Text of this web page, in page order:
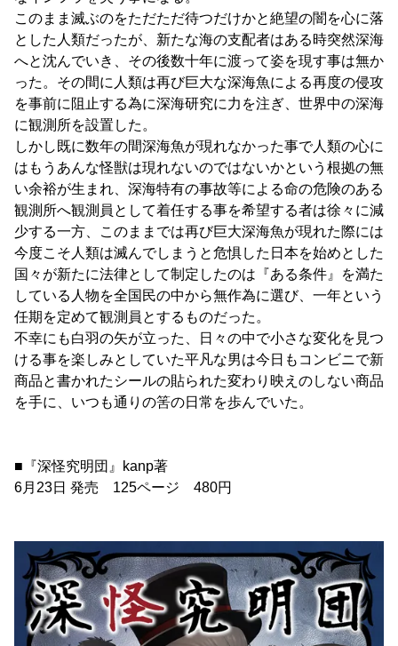
このまま滅ぶのをただただ待つだけかと絶望の闇を心に落
とした人類だったが、新たな海の支配者はある時突然深海
へと沈んでいき、その後数十年に渡って姿を現す事は無か
った。その間に人類は再び巨大な深海魚による再度の侵攻
を事前に阻止する為に深海研究に力を注ぎ、世界中の深海
に観測所を設置した。
しかし既に数年の間深海魚が現れなかった事で人類の心に
はもうあんな怪獣は現れないのではないかという根拠の無
い余裕が生まれ、深海特有の事故等による命の危険のある
観測所へ観測員として着任する事を希望する者は徐々に減
少する一方、このままでは再び巨大深海魚が現れた際には
今度こそ人類は滅んでしまうと危惧した日本を始めとした
国々が新たに法律として制定したのは『ある条件』を満た
している人物を全国民の中から無作為に選び、一年という
任期を定めて観測員とするものだった。
不幸にも白羽の矢が立った、日々の中で小さな変化を見つ
ける事を楽しみとしていた平凡な男は今日もコンビニで新
商品と書かれたシールの貼られた変わり映えのしない商品
を手に、いつも通りの筈の日常を歩んでいた。
■『深怪究明団』kanp著
6月23日 発売 125ページ 480円